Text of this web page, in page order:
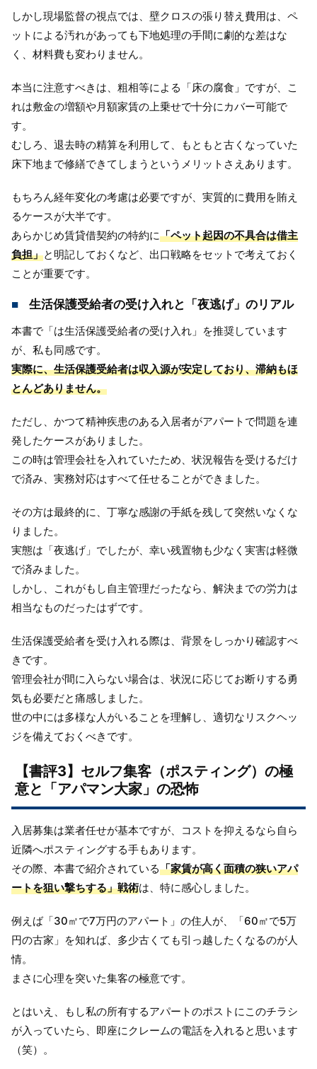
しかし現場監督の視点では、壁クロスの張り替え費用は、ペ
ットによる汚れがあっても下地処理の手間に劇的な差はな
く、材料費も変わりません。
本当に注意すべきは、粗相等による「床の腐食」ですが、こ
れは敷金の増額や月額家賃の上乗せで十分にカバー可能で
す。
むしろ、退去時の精算を利用して、もともと古くなっていた
床下地まで修繕できてしまうというメリットさえあります。
もちろん経年変化の考慮は必要ですが、実質的に費用を賄え
るケースが大半です。
あらかじめ賃貸借契約の特約に「ペット起因の不具合は借主
負担」と明記しておくなど、出口戦略をセットで考えておく
ことが重要です。
生活保護受給者の受け入れと「夜逃げ」のリアル
本書で「は生活保護受給者の受け入れ」を推奨しています
が、私も同感です。
実際に、生活保護受給者は収入源が安定しており、滞納もほ
とんどありません。
ただし、かつて精神疾患のある入居者がアパートで問題を連
発したケースがありました。
この時は管理会社を入れていたため、状況報告を受けるだけ
で済み、実務対応はすべて任せることができました。
その方は最終的に、丁寧な感謝の手紙を残して突然いなくな
りました。
実態は「夜逃げ」でしたが、幸い残置物も少なく実害は軽微
で済みました。
しかし、これがもし自主管理だったなら、解決までの労力は
相当なものだったはずです。
生活保護受給者を受け入れる際は、背景をしっかり確認すべ
きです。
管理会社が間に入らない場合は、状況に応じてお断りする勇
気も必要だと痛感しました。
世の中には多様な人がいることを理解し、適切なリスクヘッ
ジを備えておくべきです。
【書評3】セルフ集客（ポスティング）の極
意と「アパマン大家」の恐怖
入居募集は業者任せが基本ですが、コストを抑えるなら自ら
近隣へポスティングする手もあります。
その際、本書で紹介されている「家賃が高く面積の狭いアパ
ートを狙い撃ちする」戦術は、特に感心しました。
例えば「30㎡で7万円のアパート」の住人が、「60㎡で5万
円の古家」を知れば、多少古くても引っ越したくなるのが人
情。
まさに心理を突いた集客の極意です。
とはいえ、もし私の所有するアパートのポストにこのチラシ
が入っていたら、即座にクレームの電話を入れると思います
（笑）。